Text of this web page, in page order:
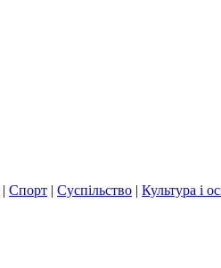
| Спорт | Суспільство | Культура і